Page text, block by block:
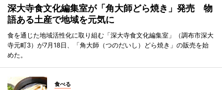
深大寺食文化編集室が「角大師どら焼き」発売 物
語ある土産で地域を元気に
食を通じた地域活性化に取り組む「深大寺食文化編集室」（調布市深大
寺元町3）が7月18日、「角大師（つのだいし）どら焼き」の販売を始
めた。
食べる